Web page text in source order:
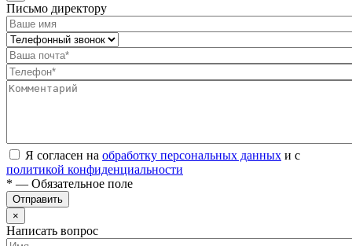
Письмо директору
Я согласен на обработку персональных данных и с
политикой конфиденциальности
* — Обязательное поле
Отправить
×
Написать вопрос